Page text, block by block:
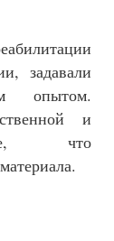
задавали
опытом.
и
что